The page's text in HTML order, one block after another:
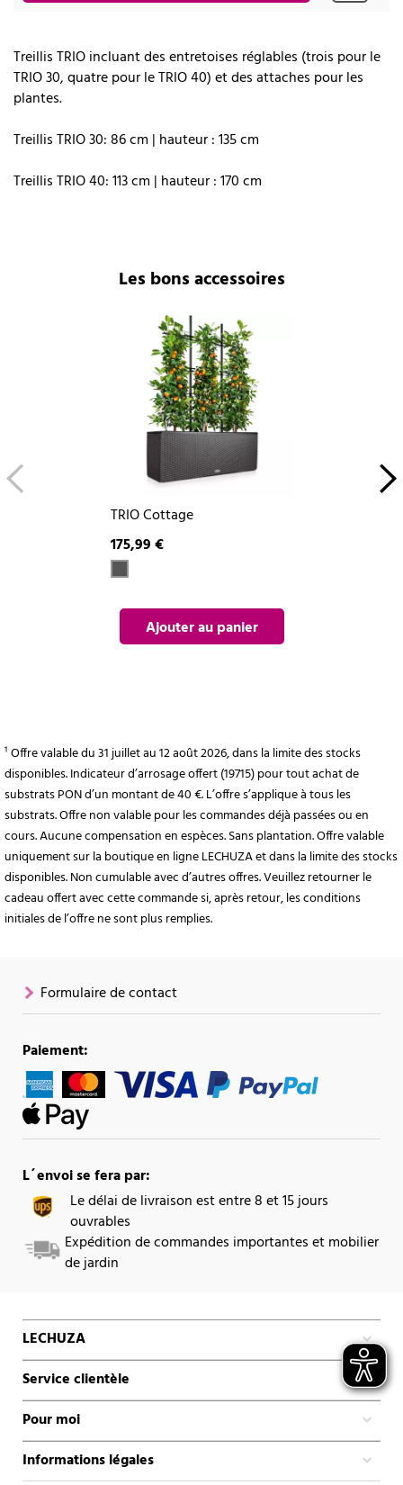
Treillis TRIO incluant des entretoises réglables (trois pour le
TRIO 30, quatre pour le TRIO 40) et des attaches pour les
plantes.
Treillis TRIO 30: 86 cm | hauteur : 135 cm
Treillis TRIO 40: 113 cm | hauteur : 170 cm
Les bons accessoires
TRIO Cottage
175,99 €
Ajouter au panier
¹ Offre valable du 31 juillet au 12 août 2026, dans la limite des stocks
disponibles. Indicateur d’arrosage offert (19715) pour tout achat de
substrats PON d’un montant de 40 €. L’offre s’applique à tous les
substrats. Offre non valable pour les commandes déjà passées ou en
cours. Aucune compensation en espèces. Sans plantation. Offre valable
uniquement sur la boutique en ligne LECHUZA et dans la limite des stocks
disponibles. Non cumulable avec d’autres offres. Veuillez retourner le
cadeau offert avec cette commande si, après retour, les conditions
initiales de l’offre ne sont plus remplies.
Formulaire de contact
Paiement:
L´envoi se fera par:
Le délai de livraison est entre 8 et 15 jours
ouvrables
Expédition de commandes importantes et mobilier
de jardin
LECHUZA
Service clientèle
Pour moi
Informations légales